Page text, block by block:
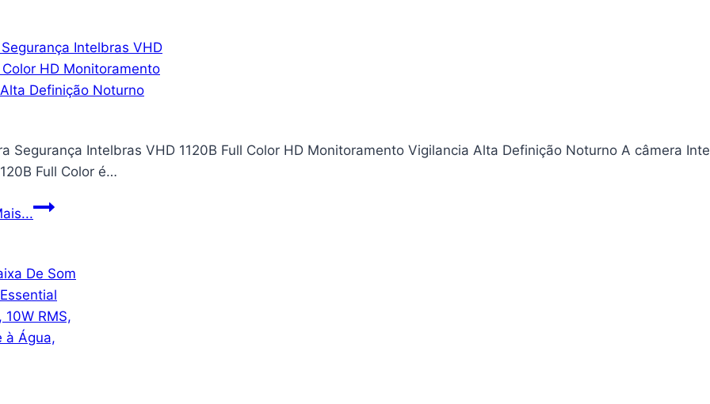
(Branco
Quente)
com
Touch
Screen,
com
Tuya
Fi,
Biometria
por
Impressão
Digital,
Segurança Intelbras VHD 1120B Full Color HD Monitoramento Vigilancia Alta Definição Noturno A câmera
Full Color é…
Camera
VHD
1120B
Full
Color